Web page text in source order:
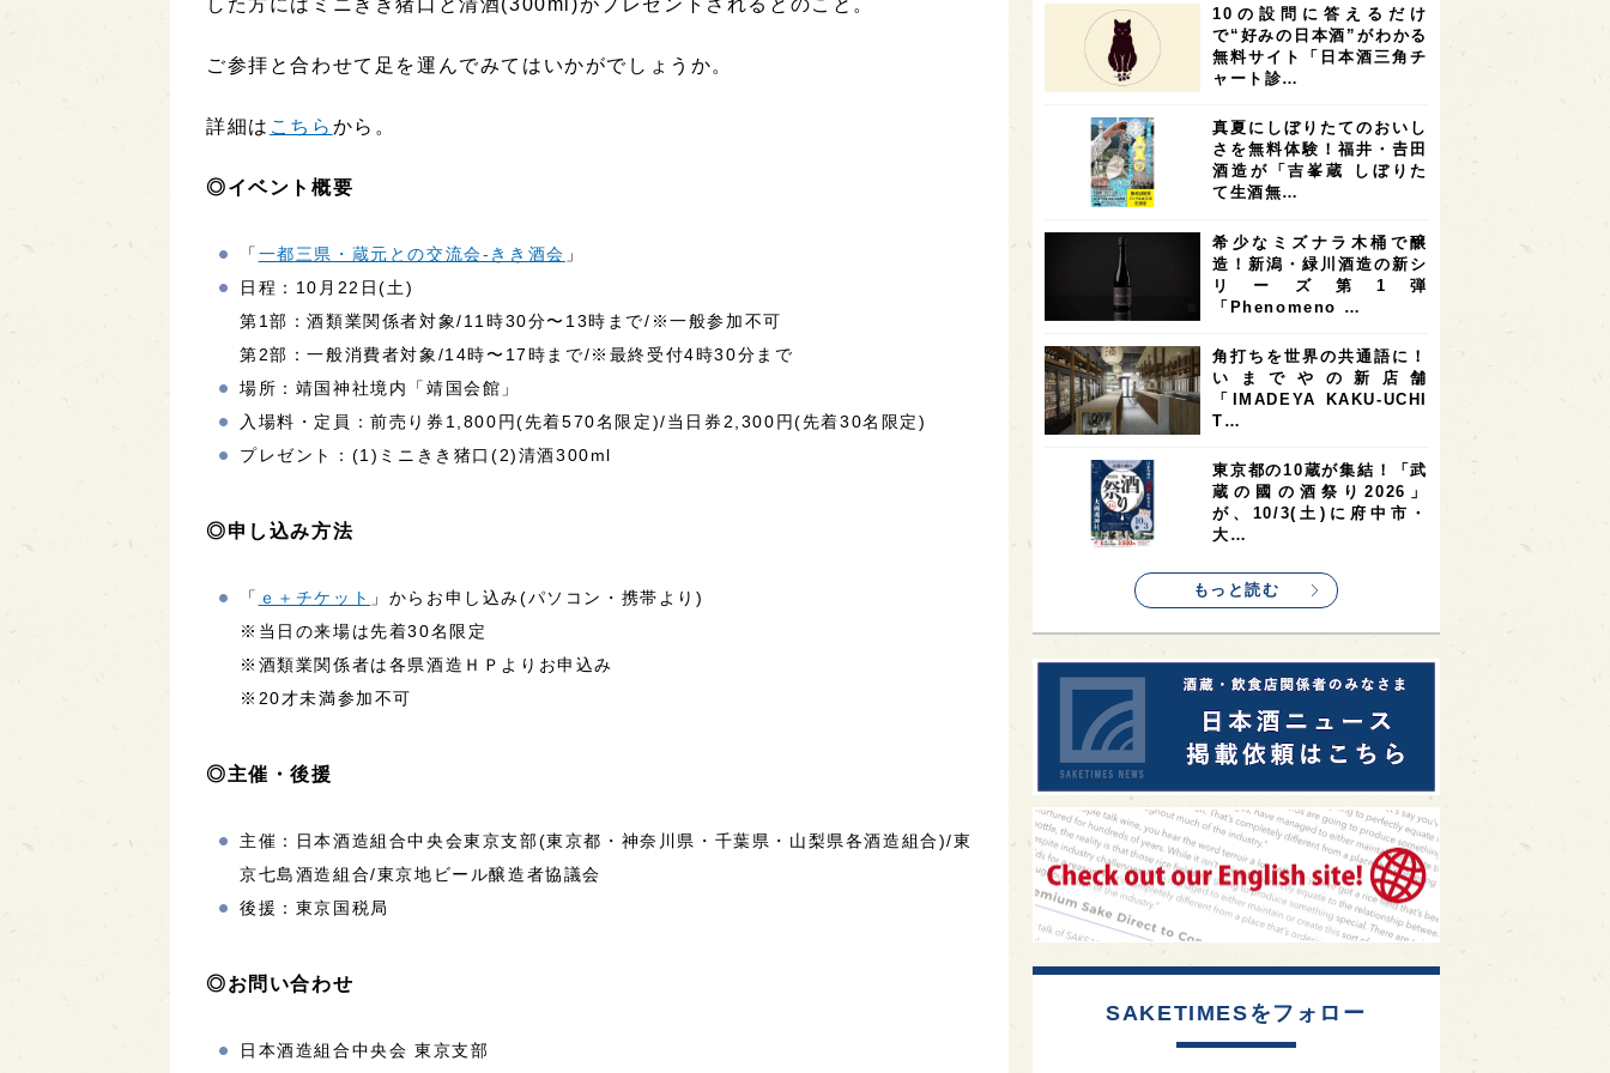
した方にはミニきき猪口と清酒(300ml)がプレゼントされるとのこと。
ご参拝と合わせて足を運んでみてはいかがでしょうか。
詳細は こちら から。
◎イベント概要
「 一都三県・蔵元との交流会-きき酒会 」
日程：10月22日(土)
第1部：酒類業関係者対象/11時30分〜13時まで/※一般参加不可
第2部：一般消費者対象/14時〜17時まで/※最終受付4時30分まで
場所：靖国神社境内「靖国会館」
入場料・定員：前売り券1,800円(先着570名限定)/当日券2,300円(先着30名限定)
プレゼント：(1)ミニきき猪口(2)清酒300ml
◎申し込み方法
「 ｅ＋チケット 」からお申し込み(パソコン・携帯より)
※当日の来場は先着30名限定
※酒類業関係者は各県酒造ＨＰよりお申込み
※20才未満参加不可
◎主催・後援
主催：日本酒造組合中央会東京支部(東京都・神奈川県・千葉県・山梨県各酒造組合)/東
京七島酒造組合/東京地ビール醸造者協議会
後援：東京国税局
◎お問い合わせ
日本酒造組合中央会 東京支部
奈良県 滋賀県 7 和歌山県 6
富山県 6 フランス 6 高知県 5 島根県 5
4 アメリカ 4 神奈川県 4
4 三重県 大阪府 3
オーストラリア 台湾 2 アジア 2
SAKEの時代を生きる 静岡県 1 長崎県
全蔵めぐり 1 シンガポール 1 カナダ 1
群馬県 1 熊本県 徳島県
イギリス 1 ノルウェー 1 新宿区 1
歌舞伎町 1 1 鳥取県 1
saketimes_image_4
10の設問に答えるだけ
で“好みの日本酒”がわかる
無料サイト「日本酒三角チ
ャート診…
真夏にしぼりたてのおいし
さを無料体験！福井・𠮷田
酒造が「吉峯蔵 しぼりた
て生酒無…
希少なミズナラ木桶で醸
造！新潟・緑川酒造の新シ
リーズ第1弾
「Phenomeno …
角打ちを世界の共通語に！
いまでやの新店舗
「IMADEYA KAKU-UCHI
T…
東京都の10蔵が集結！「武
蔵の國の酒祭り2026」
が、10/3(土)に府中市・
大…
もっと読む
SAKETIMESをフォロー